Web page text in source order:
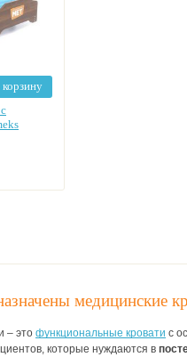
медицинские
– это функциональные кровати с
которые нуждаются в